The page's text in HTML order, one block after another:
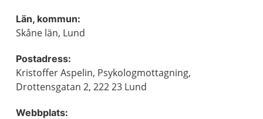
Län, kommun:
Skåne län, Lund
Postadress:
Kristoffer Aspelin, Psykologmottagning,
Drottensgatan 2, 222 23 Lund
Webbplats: